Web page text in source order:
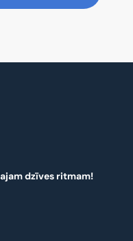
dzīves ritmam!